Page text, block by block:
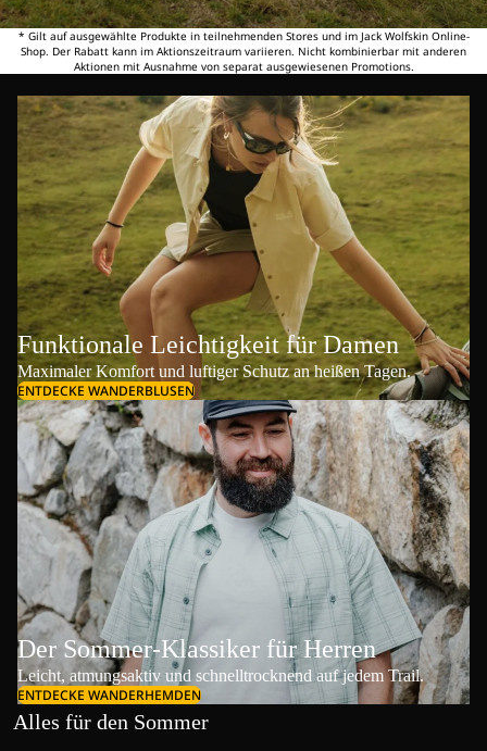
* Gilt auf ausgewählte Produkte in teilnehmenden Stores und im Jack Wolfskin Online-
Shop. Der Rabatt kann im Aktionszeitraum variieren. Nicht kombinierbar mit anderen
Aktionen mit Ausnahme von separat ausgewiesenen Promotions.
Funktionale Leichtigkeit für Damen
Maximaler Komfort und luftiger Schutz an heißen Tagen.
ENTDECKE WANDERBLUSEN
Der Sommer-Klassiker für Herren
Leicht, atmungsaktiv und schnelltrocknend auf jedem Trail.
ENTDECKE WANDERHEMDEN
Alles für den Sommer